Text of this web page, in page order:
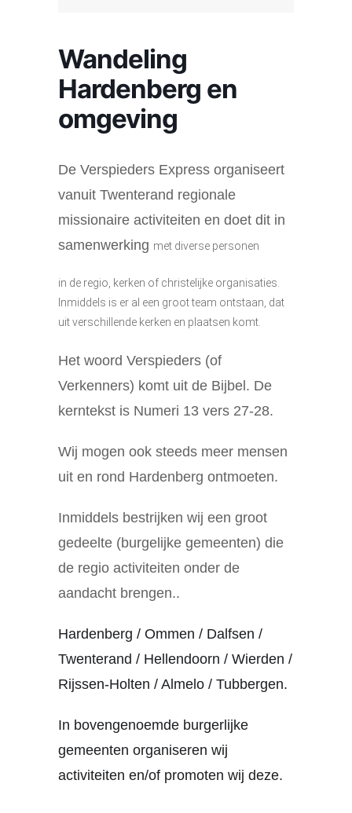
Wandeling
Hardenberg en
omgeving
De Verspieders Express organiseert
vanuit Twenterand regionale
missionaire activiteiten en doet dit in
samenwerking met diverse personen
in de regio, kerken of christelijke organisaties.
Inmiddels is er al een groot team ontstaan, dat
uit verschillende kerken en plaatsen komt.
Het woord Verspieders (of
Verkenners) komt uit de Bijbel. De
kerntekst is Numeri 13 vers 27-28.
Wij mogen ook steeds meer mensen
uit en rond Hardenberg ontmoeten.
Inmiddels bestrijken wij een groot
gedeelte (burgelijke gemeenten) die
de regio activiteiten onder de
aandacht brengen..
Hardenberg / Ommen / Dalfsen /
Twenterand / Hellendoorn / Wierden /
Rijssen-Holten / Almelo / Tubbergen.
In bovengenoemde burgerlijke
gemeenten organiseren wij
activiteiten en/of promoten wij deze.